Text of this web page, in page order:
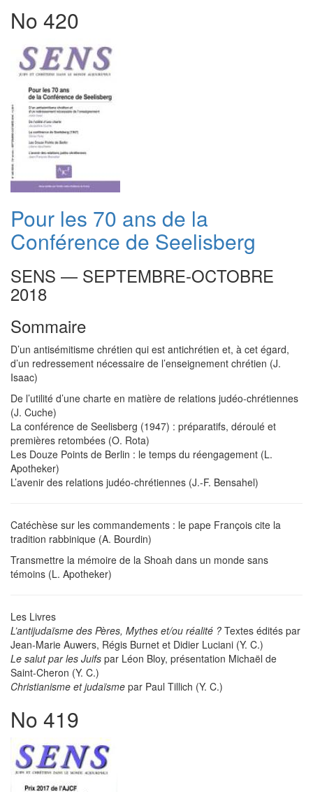
No 420
Pour les 70 ans de la
Conférence de Seelisberg
SENS — SEPTEMBRE-OCTOBRE
2018
Sommaire
D’un antisémitisme chrétien qui est antichrétien et, à cet égard,
d’un redressement nécessaire de l’enseignement chrétien (J.
Isaac)
De l’utilité d’une charte en matière de relations judéo-chrétiennes
(J. Cuche)
La conférence de Seelisberg (1947) : préparatifs, déroulé et
premières retombées (O. Rota)
Les Douze Points de Berlin : le temps du réengagement (L.
Apotheker)
L’avenir des relations judéo-chrétiennes (J.-F. Bensahel)
Catéchèse sur les commandements : le pape François cite la
tradition rabbinique (A. Bourdin)
Transmettre la mémoire de la Shoah dans un monde sans
témoins (L. Apotheker)
Les Livres
L’antijudaïsme des Pères, Mythes et/ou réalité ? Textes édités par
Jean-Marie Auwers, Régis Burnet et Didier Luciani (Y. C.)
Le salut par les Juifs par Léon Bloy, présentation Michaël de
Saint-Cheron (Y. C.)
Christianisme et judaïsme par Paul Tillich (Y. C.)
No 419